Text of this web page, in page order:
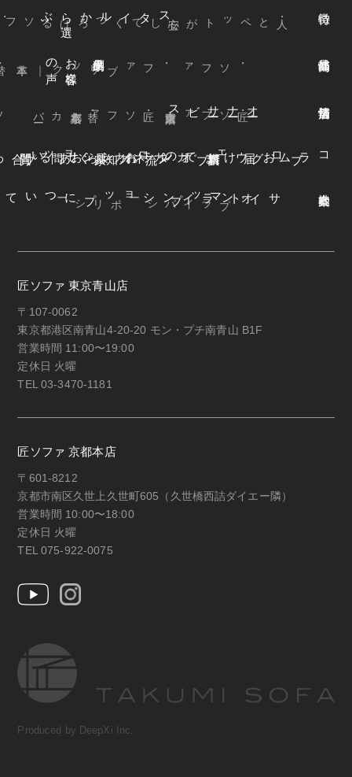
スタイルから
選
ぶ
・ソファ
お
客様
の
声
オーナーサー
ビス
ー
コラム
ブログ
お届けまでの流れ
ウェブカタログ
オンラインショップ お知らせ
オンラインショップについて
匠ソファ 東京青山店
〒107-0062
東京都港区南青山4-20-20 モン・プチ南青山 B1F
営業時間 11:00〜19:00
定休日 火曜
TEL 03-3470-1181
匠ソファ 京都本店
〒601-8212
京都市南区久世上久世町605（久世橋西詰ダイエー隣）
営業時間 10:00〜18:00
定休日 火曜
TEL 075-922-0075
Produced by DeepXi Inc.